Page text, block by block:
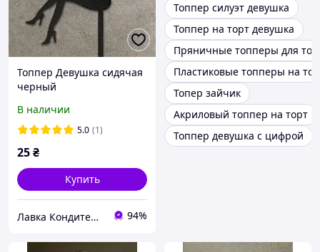
Топпер Девушка сидячая
черный
В наличии
5.0 (1)
25₴
Купить
Лавка Кондитера CAKESHOP 94%
Топпер силуэт девушка
Топпер на торт девушка
Пряничные топперы для
Пластиковые топперы на
Топер зайчик
Акриловый топпер на торт
Топпер девушка с цифрой